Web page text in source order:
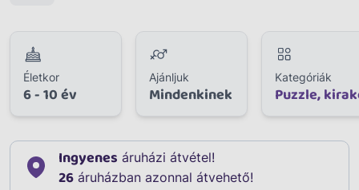
Életkor
6 - 10 év
Ajánljuk
Mindenkinek
Kategóriák
Puzzle,
Ingyenes áruházi átvétel!
26 áruházban azonnal átvehető!